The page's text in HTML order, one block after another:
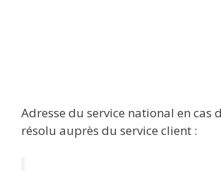
Adresse du service national en cas
résolu auprès du service client :